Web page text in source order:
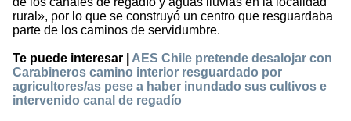
rural», por lo que se construyó un centro que resguardaba
parte de los caminos de servidumbre.
Te puede interesar | AES Chile pretende desalojar con
Carabineros camino interior resguardado por
agricultores/as pese a haber inundado sus cultivos e
intervenido canal de regadío